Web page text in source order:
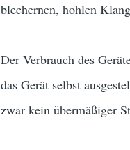
blechernen, hohlen
Der Verbrauch des
das Gerät selbst
zwar kein übermäßiger